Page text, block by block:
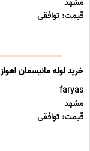
قیمت: توافقی
خرید لوله مانیسمان اهواز
faryas
مشهد
قیمت: توافقی